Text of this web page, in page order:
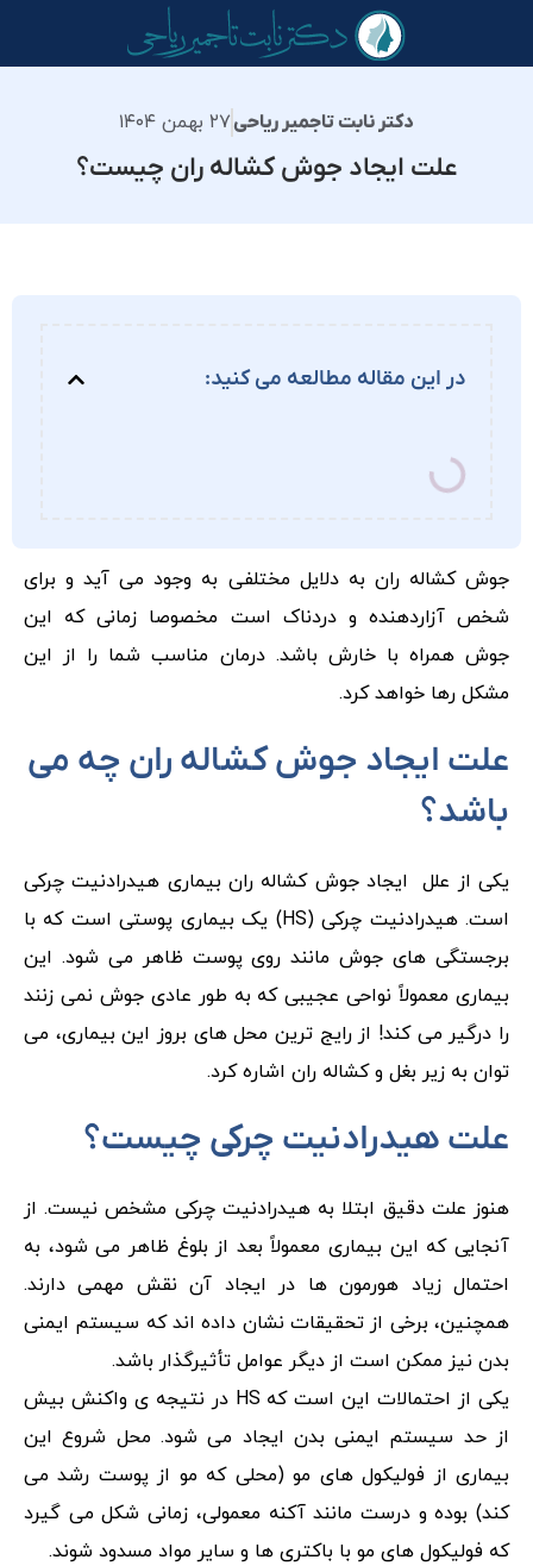
دکتر نابت تاجمیر ریاحی۲۷ بهمن ۱۴۰۴
علت ایجاد جوش کشاله ران چیست؟
در این مقاله مطالعه می کنید:
جوش کشاله ران به دلایل مختلفی به وجود می آید و برای
شخص آزاردهنده و دردناک است مخصوصا زمانی که این
جوش همراه با خارش باشد. درمان مناسب شما را از این
مشکل رها خواهد کرد.
علت ایجاد جوش کشاله ران چه می
باشد؟
یکی از علل ایجاد جوش کشاله ران بیماری هیدرادنیت چرکی
است. هیدرادنیت چرکی (HS) یک بیماری پوستی است که با
برجستگی‌ های جوش مانند روی پوست ظاهر می شود. این
بیماری معمولاً نواحی‌ عجیبی که به طور عادی جوش نمی زنند
را درگیر می کند! از رایج ترین محل‌ های بروز این بیماری، می
توان به زیر بغل و کشاله ران اشاره کرد.
علت هیدرادنیت چرکی چیست؟
هنوز علت دقیق ابتلا به هیدرادنیت چرکی مشخص نیست. از
آنجایی که این بیماری معمولاً بعد از بلوغ ظاهر می شود، به
احتمال زیاد هورمون ها در ایجاد آن نقش مهمی دارند.
همچنین، برخی از تحقیقات نشان داده اند که سیستم ایمنی
بدن نیز ممکن است از دیگر عوامل تأثیرگذار باشد.
یکی از احتمالات این است که HS در نتیجه ی واکنش بیش
از حد سیستم ایمنی بدن ایجاد می شود. محل شروع این
بیماری از فولیکول های مو (محلی که مو از پوست رشد می
کند) بوده و درست مانند آکنه معمولی، زمانی شکل می گیرد
که فولیکول های مو با باکتری ها و سایر مواد مسدود شوند.